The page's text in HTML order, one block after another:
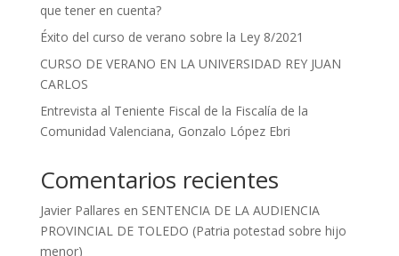
que tener en cuenta?
Éxito del curso de verano sobre la Ley 8/2021
CURSO DE VERANO EN LA UNIVERSIDAD REY JUAN
CARLOS
Entrevista al Teniente Fiscal de la Fiscalía de la
Comunidad Valenciana, Gonzalo López Ebri
Comentarios recientes
Javier Pallares en SENTENCIA DE LA AUDIENCIA
PROVINCIAL DE TOLEDO (Patria potestad sobre hijo
menor)